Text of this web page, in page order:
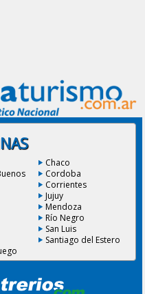
Chaco
Cordoba
Corrientes
Jujuy
Mendoza
Río Negro
San Luis
Santiago del Estero